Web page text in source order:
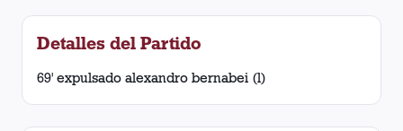
Detalles del Partido
69' expulsado alexandro bernabei (l)